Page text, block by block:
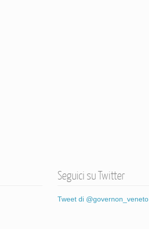
Seguici su Twitter
Tweet di @governon_veneto